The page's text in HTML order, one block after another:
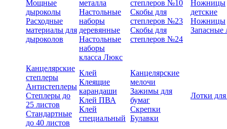
Мощные
дыроколы
Расходные
материалы для
дыроколов
металла
Настольные
наборы
деревянные
Настольные
наборы
класса Люкс
степлеров №10
Скобы для
степлеров №23
Скобы для
степлеров №24
Ножницы
детские
Ножницы
Запасные
Канцелярские
степлеры
Антистеплеры
Степлеры до
25 листов
Стандартные
до 40 листов
Клей
Клеящие
карандаши
Клей ПВА
Клей
специальный
Канцелярские
мелочи
Зажимы для
бумаг
Скрепки
Булавки
Лотки